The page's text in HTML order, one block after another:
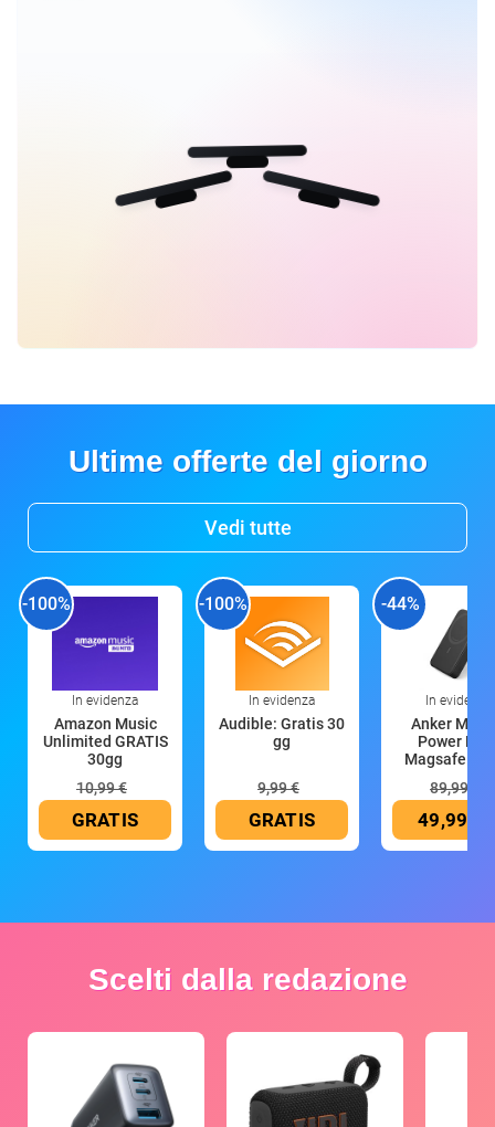
Ultime offerte del giorno
Vedi tutte
-100%
In evidenza
Amazon Music
Unlimited GRATIS
30gg
10,99 €
GRATIS
-100%
In evidenza
Audible: Gratis 30
gg
9,99 €
GRATIS
-44%
In evidenza
Anker
Power
Magsafe
89,99 €
49,99 €
Scelti dalla redazione